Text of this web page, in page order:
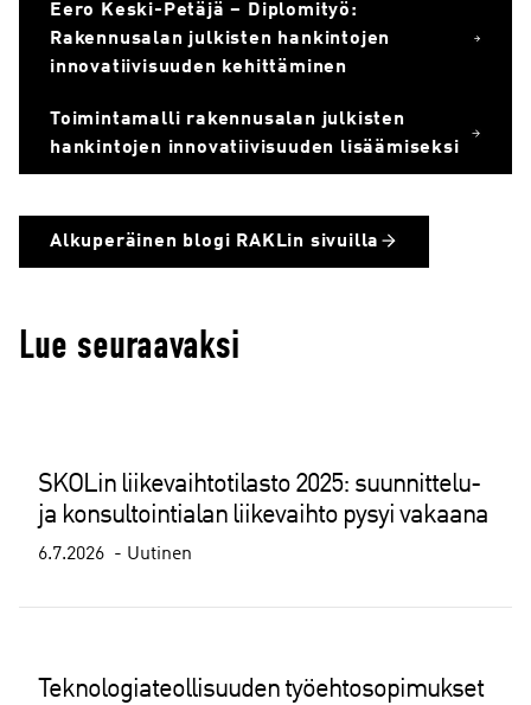
Eero Keski-Petäjä – Diplomityö:
Rakennusalan julkisten hankintojen
innovatiivisuuden kehittäminen
Toimintamalli rakennusalan julkisten
hankintojen innovatiivisuuden lisäämiseksi
Alkuperäinen blogi RAKLin sivuilla
Lue seuraavaksi
SKOLin liikevaihtotilasto 2025: suunnittelu-
ja konsultointialan liikevaihto pysyi vakaana
6.7.2026 Uutinen
Teknologiateollisuuden työehtosopimukset